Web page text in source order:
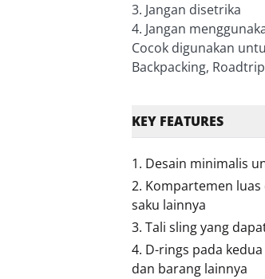
3. Jangan disetrika
4. Jangan
Cocok digunakan
Backpacking,
KEY FEATURES
1. Desain minimalis
2. Kompartemen
saku lainnya
3. Tali sling yang
4. D-rings pada
dan barang lainnya